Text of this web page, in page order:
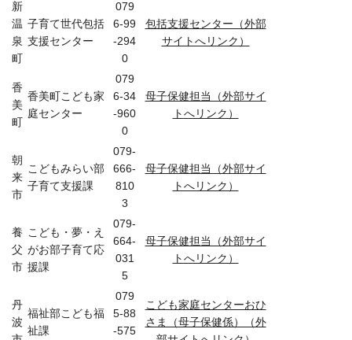
新
温
泉
町
子育て世代包括
支援センター
079
6-99
-294
0
包括支援センター（外部
サイトへリンク）
香
美
町
香美町こども家
庭センター
079
6-34
-960
0
母子保健担当（外部サイ
トへリンク）
朝
来
市
こどもみらい部
子育て支援課
079-
666-
810
3
母子保健担当（外部サイ
トへリンク）
養
父
市
こども・夢・え
がお部子育て応
援課
079-
664-
031
5
母子保健担当（外部サイ
トへリンク）
丹
波
福祉部こども福
祉課
079
5-88
-575
こども家庭センターおひ
さま（母子保健係）（外